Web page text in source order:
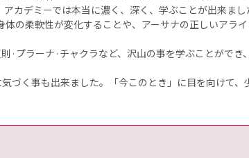
カデミーでは本当に濃く、深く、学ぶことが出来まし
体の柔軟性が変化することや、アーサナの正しいアラ
·プラーナ·チャクラなど、沢山の事を学ぶことがで
づく事も出来ました。「今このとき」に目を向けて